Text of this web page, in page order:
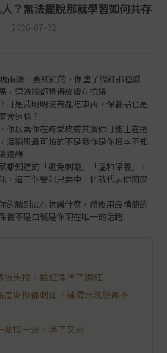
？無法擺脫那就學習如何共存
2026-07-02
兩頰一直紅紅的，像塗了腮紅那種感
，連洗臉都覺得皮膚在抗議
可是我明明沒有亂吃東西，保養品也是
會這樣？
你以為你在疼愛皮膚其實你可能正在把
酒糟肌最可怕的不是發作是你根本不知
邊緣
都知道的「避免刺激」「溫和保養」，
，這三個警訊只要中一個就代表你的皮
的臉到底在抗議什麼，然後用最精簡的
養不是口號是你現在唯一的活路
張失控，臉紅像塗了腮紅
怎麼擦都刺痛，連清水洗臉都不
波接一波，消了又來